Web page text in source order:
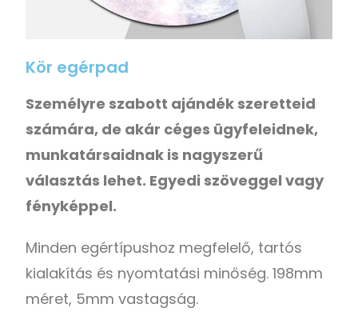
Kör egérpad
Személyre szabott ajándék szeretteid
számára, de akár céges ügyfeleidnek,
munkatársaidnak is nagyszerű
választás lehet. Egyedi szöveggel vagy
fényképpel.
Minden egértípushoz megfelelő, tartós
kialakítás és nyomtatási minőség. 198mm
méret, 5mm vastagság.